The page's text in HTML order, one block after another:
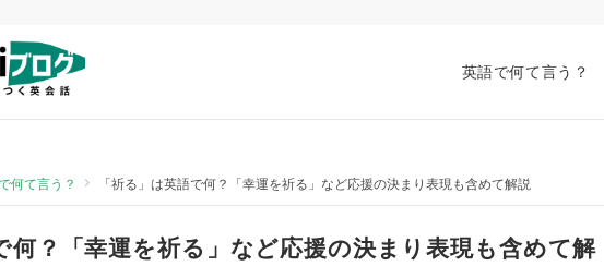
英語で何て言う？
何て言う？ 「祈る」は英語で何？「幸運を祈る」など応援の決まり表現も含めて解説
何？「幸運を祈る」など応援の決まり表現も含めて解